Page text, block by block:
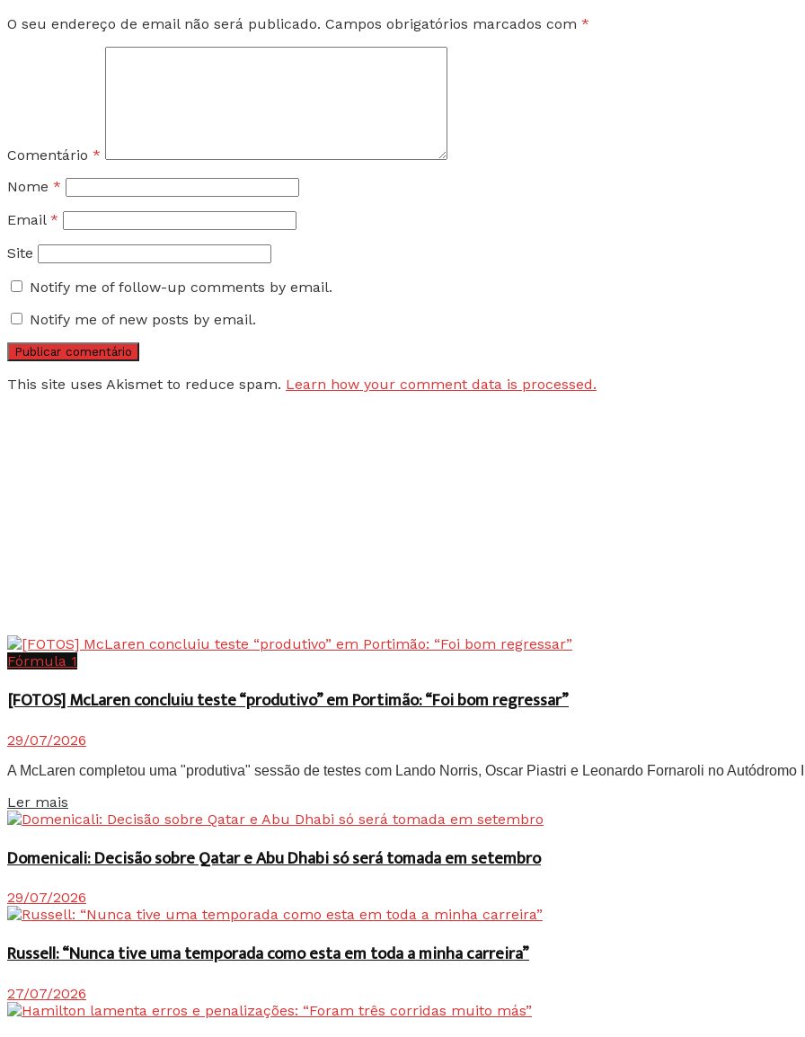
O seu endereço de email não será publicado. Campos obrigatórios marcados com *
Comentário *
Nome *
Email *
Site
Notify me of follow-up comments by email.
Notify me of new posts by email.
This site uses Akismet to reduce spam. Learn how your comment data is processed.
Fórmula 1
[FOTOS] McLaren concluiu teste “produtivo” em Portimão: “Foi bom regressar”
29/07/2026
A McLaren completou uma "produtiva" sessão de testes com Lando Norris, Oscar Piastri e Leonardo Fornaroli no Autódromo
Ler mais
Domenicali: Decisão sobre Qatar e Abu Dhabi só será tomada em setembro
29/07/2026
Russell: “Nunca tive uma temporada como esta em toda a minha carreira”
27/07/2026